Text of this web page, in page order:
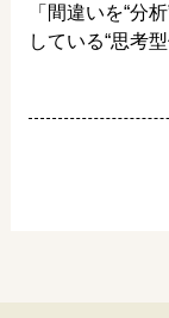
す。
これにより、生
する力」が求
聡生館は、生
「間違いを“分
している“思考
多くの学習塾
間違いをただ